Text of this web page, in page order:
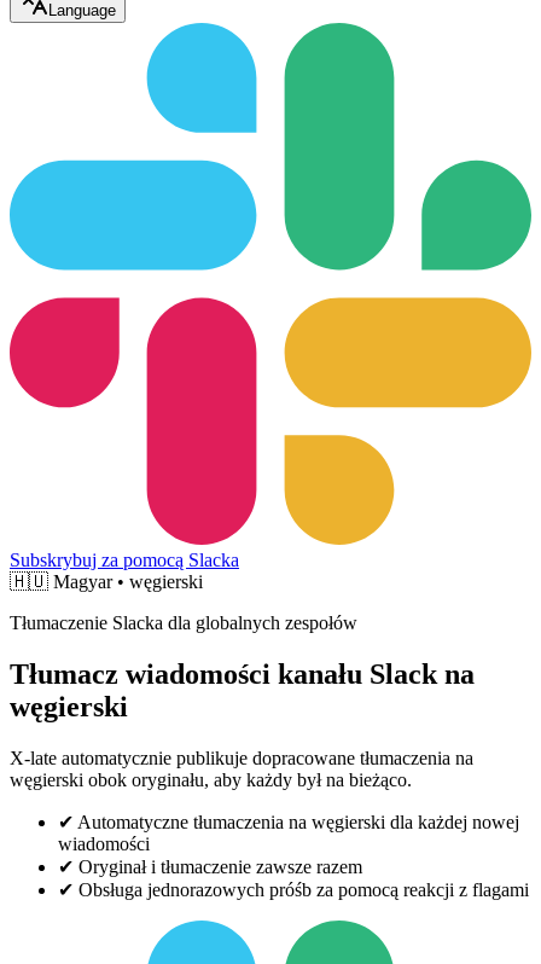
Language
Subskrybuj za pomocą Slacka
🇭🇺 Magyar • węgierski
Tłumaczenie Slacka dla globalnych zespołów
Tłumacz wiadomości kanału Slack na
węgierski
X-late automatycznie publikuje dopracowane tłumaczenia na
węgierski obok oryginału, aby każdy był na bieżąco.
✔ Automatyczne tłumaczenia na węgierski dla każdej nowej
wiadomości
✔ Oryginał i tłumaczenie zawsze razem
✔ Obsługa jednorazowych próśb za pomocą reakcji z flagami